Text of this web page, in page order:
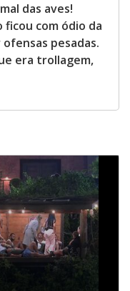
das aves!
ficou com ódio da
pesadas.
era trollagem,